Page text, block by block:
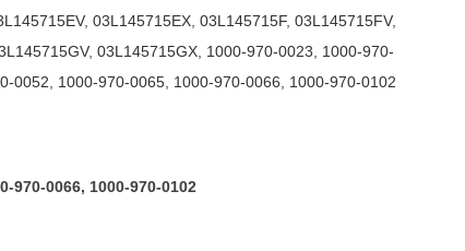
, 03L145715EX, 03L145715F, 03L145715FV,
, 03L145715GX, 1000-970-0023
1000-970-
0052 1000-970-0065, 1000-970-0066 1000-970-0102
970-0066, 1000-970-0102